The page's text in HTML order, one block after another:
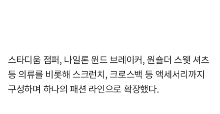
스타디움 점퍼, 나일론 윈드 브레이커, 원숄더 스웻 셔츠
등 의류를 비롯해 스크런치, 크로스백 등 액세서리까지
구성하며 하나의 패션 라인으로 확장했다.